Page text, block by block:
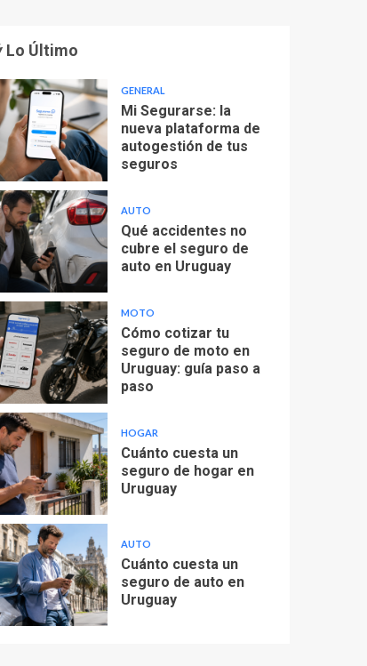
Lo Último
GENERAL
Mi Segurarse: la
nueva plataforma de
autogestión de tus
seguros
AUTO
Qué accidentes no
cubre el seguro de
auto en Uruguay
MOTO
Cómo cotizar tu
seguro de moto en
Uruguay: guía paso a
paso
HOGAR
Cuánto cuesta un
seguro de hogar en
Uruguay
AUTO
Cuánto cuesta un
seguro de auto en
Uruguay